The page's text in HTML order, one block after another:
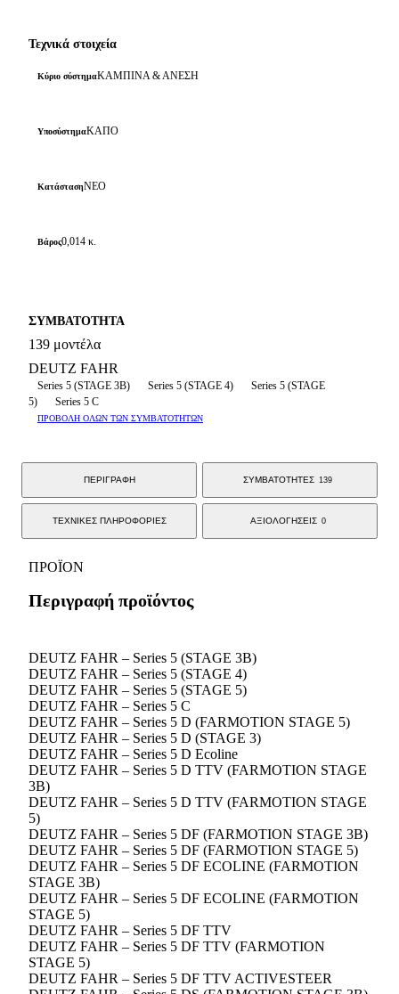
Τεχνικά στοιχεία
Κύριο σύστημαΚΑΜΠΙΝΑ & ΑΝΕΣΗ
ΥποσύστημαΚΑΠΟ
ΚατάστασηΝΕΟ
Βάρος0,014 κ.
ΣΥΜΒΑΤΟΤΗΤΑ
139 μοντέλα
DEUTZ FAHR
Series 5 (STAGE 3B) Series 5 (STAGE 4)
Series 5 (STAGE
5)
Series 5 C
ΠΡΟΒΟΛΗ ΟΛΩΝ ΤΩΝ ΣΥΜΒΑΤΟΤΗΤΩΝ
ΠΕΡΙΓΡΑΦΗ ΣΥΜΒΑΤΟΤΗΤΕΣ 139
ΤΕΧΝΙΚΕΣ ΠΛΗΡΟΦΟΡΙΕΣ ΑΞΙΟΛΟΓΗΣΕΙΣ 0
ΠΡΟΪΟΝ
Περιγραφή προϊόντος
DEUTZ FAHR – Series 5 (STAGE 3B)
DEUTZ FAHR – Series 5 (STAGE 4)
DEUTZ FAHR – Series 5 (STAGE 5)
DEUTZ FAHR – Series 5 C
DEUTZ FAHR – Series 5 D (FARMOTION STAGE 5)
DEUTZ FAHR – Series 5 D (STAGE 3)
DEUTZ FAHR – Series 5 D Ecoline
DEUTZ FAHR – Series 5 D TTV (FARMOTION STAGE
3B)
DEUTZ FAHR – Series 5 D TTV (FARMOTION STAGE
5)
DEUTZ FAHR – Series 5 DF (FARMOTION STAGE 3B)
DEUTZ FAHR – Series 5 DF (FARMOTION STAGE 5)
DEUTZ FAHR – Series 5 DF ECOLINE (FARMOTION
STAGE 3B)
DEUTZ FAHR – Series 5 DF ECOLINE (FARMOTION
STAGE 5)
DEUTZ FAHR – Series 5 DF TTV
DEUTZ FAHR – Series 5 DF TTV (FARMOTION
STAGE 5)
DEUTZ FAHR – Series 5 DF TTV ACTIVESTEER